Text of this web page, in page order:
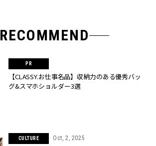
RECOMMEND
【CLASSY.お仕事名品】収納力のある優秀バッ
グ&スマホショルダー3選
CULTURE Oct, 2, 2025